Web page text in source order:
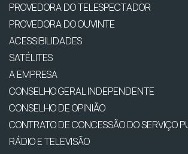
PROVEDORA DO TELESPECTADOR
PROVEDORA DO OUVINTE
ACESSIBILIDADES
SATÉLITES
A EMPRESA
CONSELHO GERAL INDEPENDENTE
CONSELHO DE OPINIÃO
CONTRATO DE CONCESSÃO DO SERVIÇO
RÁDIO E TELEVISÃO